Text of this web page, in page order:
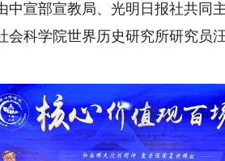
中宣部宣教局、光明日报社共同
科学院世界历史研究所研究员